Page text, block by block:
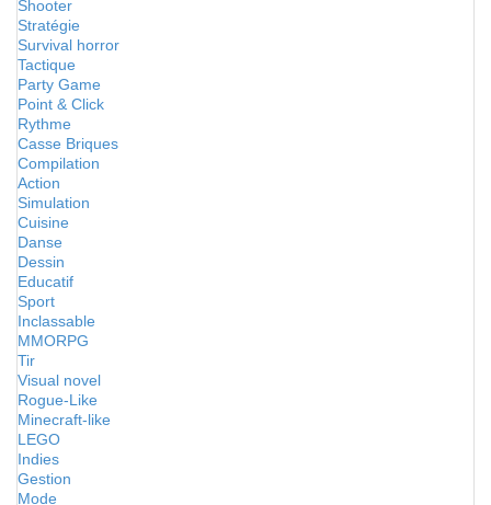
Shooter
Stratégie
Survival horror
Tactique
Party Game
Point & Click
Rythme
Casse Briques
Compilation
Action
Simulation
Cuisine
Danse
Dessin
Educatif
Sport
Inclassable
MMORPG
Tir
Visual novel
Rogue-Like
Minecraft-like
LEGO
Indies
Gestion
Mode